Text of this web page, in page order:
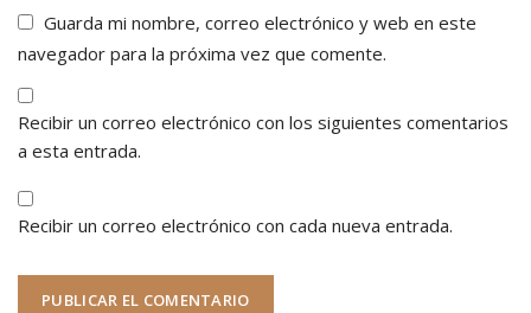
Guarda mi nombre, correo electrónico y web en este
navegador para la próxima vez que comente.
Recibir un correo electrónico con los siguientes comentarios
a esta entrada.
Recibir un correo electrónico con cada nueva entrada.